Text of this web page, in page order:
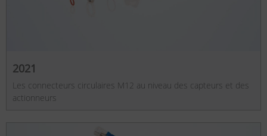
2021
Les connecteurs circulaires M12 au niveau des capteurs et des
actionneurs